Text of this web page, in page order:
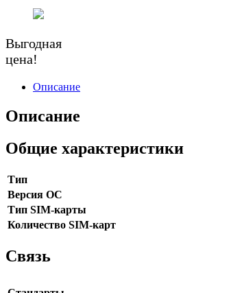
Выгодная
цена!
Описание
Описание
Общие характеристики
Тип
Версия ОС
Тип SIM-карты
Количество SIM-карт
Связь